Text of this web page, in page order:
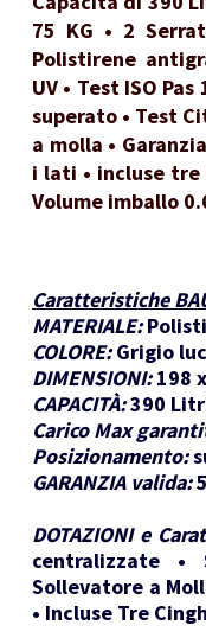
75 KG • 2
Polistirene
UV • Test ISO
superato • Test
a molla •
i lati • incluse tre
Volume imballo
Caratteristiche
MATERIALE:
COLORE: Grigio
DIMENSIONI: 198
CAPACITÀ:390
Carico Max
Posizionamento:
GARANZIA valida:
DOTAZIONI e
centralizzate •
Sollevatore a
• Incluse Tre